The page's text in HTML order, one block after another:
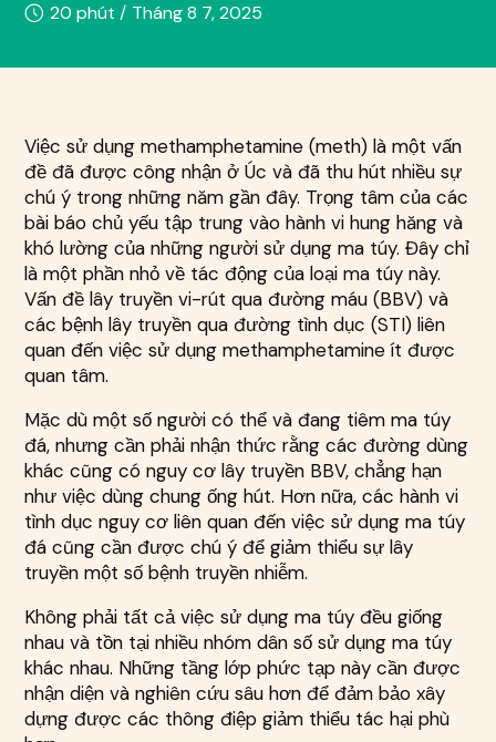
20 phút / Tháng 8 7, 2025
Việc sử dụng methamphetamine (meth) là một vấn
đề đã được công nhận ở Úc và đã thu hút nhiều sự
chú ý trong những năm gần đây. Trọng tâm của các
bài báo chủ yếu tập trung vào hành vi hung hăng và
khó lường của những người sử dụng ma túy. Đây chỉ
là một phần nhỏ về tác động của loại ma túy này.
Vấn đề lây truyền vi-rút qua đường máu (BBV) và
các bệnh lây truyền qua đường tình dục (STI) liên
quan đến việc sử dụng methamphetamine ít được
quan tâm.
Mặc dù một số người có thể và đang tiêm ma túy
đá, nhưng cần phải nhận thức rằng các đường dùng
khác cũng có nguy cơ lây truyền BBV, chẳng hạn
như việc dùng chung ống hút. Hơn nữa, các hành vi
tình dục nguy cơ liên quan đến việc sử dụng ma túy
đá cũng cần được chú ý để giảm thiểu sự lây
truyền một số bệnh truyền nhiễm.
Không phải tất cả việc sử dụng ma túy đều giống
nhau và tồn tại nhiều nhóm dân số sử dụng ma túy
khác nhau. Những tầng lớp phức tạp này cần được
nhận diện và nghiên cứu sâu hơn để đảm bảo xây
dựng được các thông điệp giảm thiểu tác hại phù